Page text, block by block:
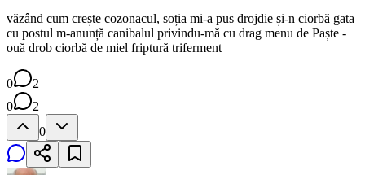
văzând cum crește cozonacul, soția mi-a pus drojdie și-n ciorbă gata
cu postul m-anunță canibalul privindu-mă cu drag menu de Paște -
ouă drob ciorbă de miel friptură triferment
0
2
0
2
0